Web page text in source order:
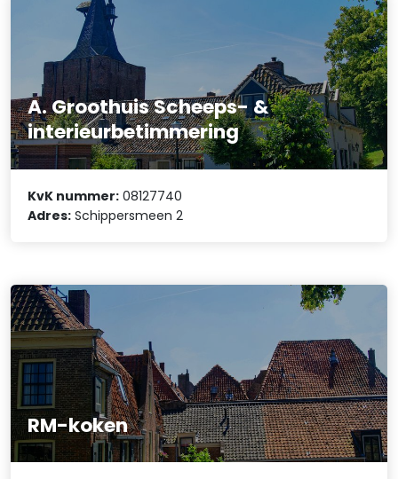
A. Groothuis Scheeps- &
interieurbetimmering
KvK nummer: 08127740
Adres: Schippersmeen 2
RM-koken